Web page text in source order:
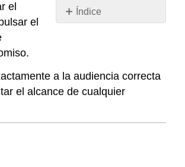
Índice
Sin
el
el
a la audiencia correcta
el alcance de cualquier